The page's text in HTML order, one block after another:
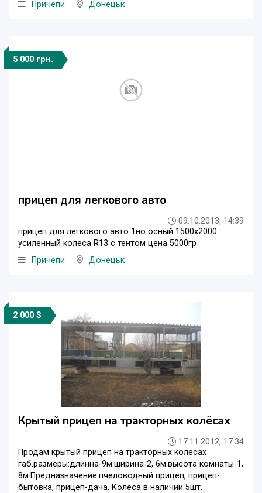
Причепи Донецьк
5 000 грн.
прицеп для легкового авто
09.10.2013, 14:39
прицеп для легкового авто 1но осный 1500х2000
усиленный колеса R13 с тентом цена 5000гр
Причепи
Донецьк
2 000 $
Крытый прицеп на тракторных колёсах
17.11.2012, 17:34
Продам крытый прицеп на тракторных колёсах
габ.размеры:длинна-9м.ширина-2, 6м.высота комнаты-1,
8м.Предназначение:пчеловодный прицеп, прицеп-
бытовка, прицеп-дача. Колёса в наличии 5шт.